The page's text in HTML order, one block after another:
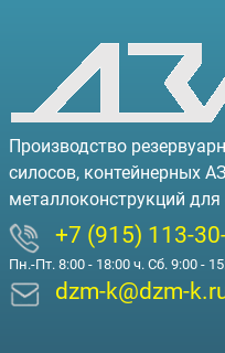
Производство
силосов, контейнерных
металлоконструкций для
+7 (915) 113-
Пн.-Пт. 8:00 - 18:00 ч. Сб. 9:00 -
dzm-k@dzm-